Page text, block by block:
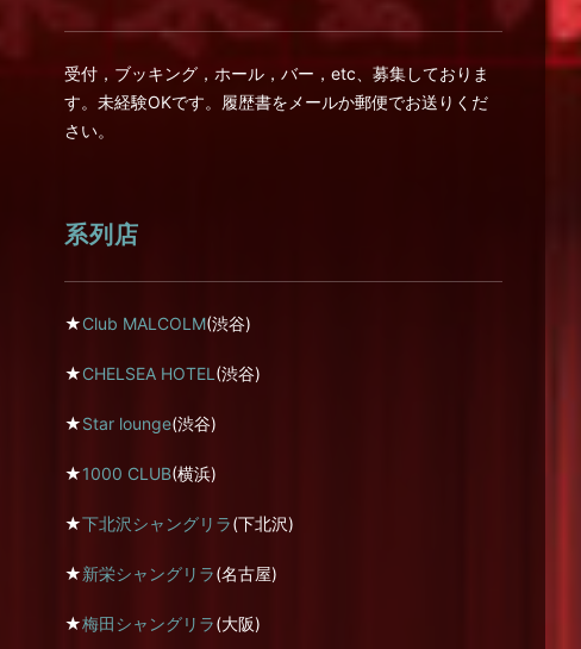
受付，ブッキング，ホール，バー，etc、募集しておりま
す。未経験OKです。履歴書をメールか郵便でお送りくだ
さい。
系列店
★Club MALCOLM(渋谷)
★CHELSEA HOTEL (渋谷)
★Star lounge(渋谷)
★1000 CLUB(横浜)
★下北沢シャングリラ(下北沢)
★新栄シャングリラ(名古屋)
★梅田シャングリラ(大阪)